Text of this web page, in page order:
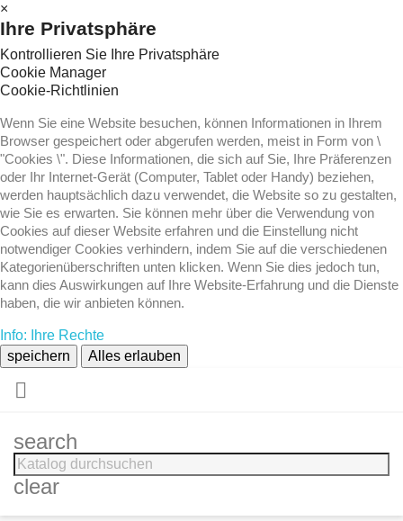
×
Ihre Privatsphäre
Kontrollieren Sie Ihre Privatsphäre
Cookie Manager
Cookie-Richtlinien
Wenn Sie eine Website besuchen, können Informationen in Ihrem
Browser gespeichert oder abgerufen werden, meist in Form von \
"Cookies \". Diese Informationen, die sich auf Sie, Ihre Präferenzen
oder Ihr Internet-Gerät (Computer, Tablet oder Handy) beziehen,
werden hauptsächlich dazu verwendet, die Website so zu gestalten,
wie Sie es erwarten. Sie können mehr über die Verwendung von
Cookies auf dieser Website erfahren und die Einstellung nicht
notwendiger Cookies verhindern, indem Sie auf die verschiedenen
Kategorienüberschriften unten klicken. Wenn Sie dies jedoch tun,
kann dies Auswirkungen auf Ihre Website-Erfahrung und die Dienste
haben, die wir anbieten können.
Info: Ihre Rechte
speichern
Alles erlauben

search
clear